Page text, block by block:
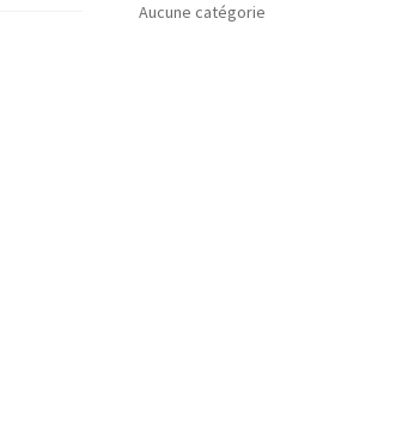
Aucune catégorie